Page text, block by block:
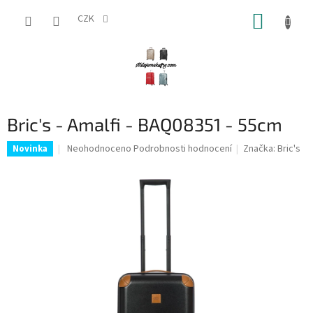
CZK
Bric's - Amalfi - BAQ08351 - 55cm
Novinka
Průměrné
Neohodnoceno Podrobnosti hodnocení Značka:Bric's